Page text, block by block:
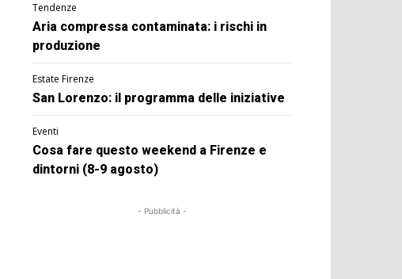
Tendenze
Aria compressa contaminata: i rischi in
produzione
Estate Firenze
San Lorenzo: il programma delle iniziative
Eventi
Cosa fare questo weekend a Firenze e
dintorni (8-9 agosto)
- Pubblicità -